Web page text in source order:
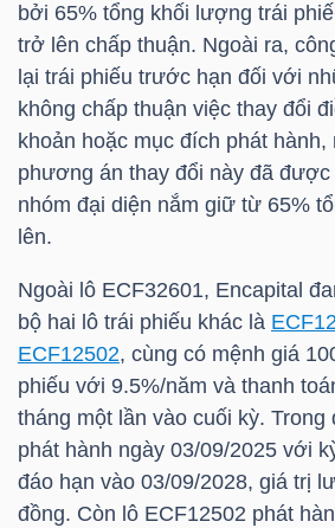
bởi 65% tổng khối lượng trái
trở lên chấp thuận. Ngoài ra,
lại trái phiếu trước hạn đối với
không chấp thuận việc thay đổi
khoản hoặc mục đích phát hành,
phương án thay đổi này đã
nhóm đại diện nắm giữ từ 65%
lên.
Ngoài lô ECF32601, Encapital
bộ hai lô trái phiếu khác là
ECF12502, cùng có mệnh giá
phiếu với 9.5%/năm và thanh
tháng một lần vào cuối kỳ. Trong
phát hành ngày 03/09/2025 với
đáo hạn vào 03/09/2028, giá trị
đồng. Còn lô ECF12502 phát
THẾ
GIỚI
ĐÔNG
TÀI
CHÍNH
NHÂN